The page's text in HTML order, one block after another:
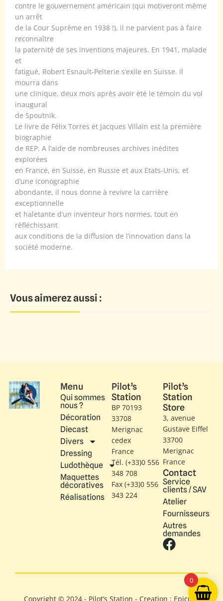
contre le gouvernement américain (qui motiveront même
un arrêt
de la Cour Suprême en 1938 !), il ne parvient pas à faire
reconnaître
la paternité de ses inventions majeures. En 1941, malade
et
fatigué, Robert Esnault-Pelterie s’exile en Suisse. Il
mourra dans
une clinique, deux mois après avoir été le témoin du vol
inaugural
de Spoutnik.
Le livre de Félix Torres et Jacques Villain est la première
biographie
de REP. A l’aide de nombreuses archives inédites
explorées
en France, en Suisse, en Russie et aux Etats-Unis, et
d’une iconographie
abondante, il nous donne à revivre la carrière
exceptionnelle
et haletante d’un inventeur hors normes, tout en
réfléchissant
aux conditions de la diffusion de l’innovation dans la
société moderne.
Vous aimerez aussi :
Menu
Qui sommes
nous ?
Décoration
Diecast
Divers
Dressing
Ludothèque
Maquettes
décoratives
Réalisations
Pilot’s
Station
BP 70193
33708
Merignac
cedex
France
Tél. (+33)0 556
348 708
Fax (+33)0 556
343 224
Pilot’s
Station
Store
3, avenue
Gustave Eiffel​
33700
Merignac
France
Contact
Service
clients / SAV
Atelier
Fournisseurs
Autres
demandes
Copyright © 2024 - Pilot’s Station - Creation : Epicure
0